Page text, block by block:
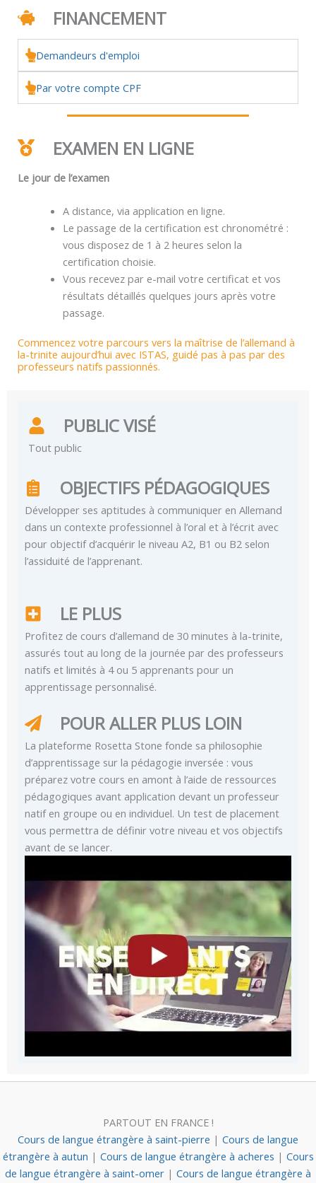
FINANCEMENT
Demandeurs d'emploi
Par votre compte CPF
EXAMEN EN LIGNE
Le jour de l’examen
A distance, via application en ligne.
Le passage de la certification est chronométré :
vous disposez de 1 à 2 heures selon la
certification choisie.
Vous recevez par e-mail votre certificat et vos
résultats détaillés quelques jours après votre
passage.
Commencez votre parcours vers la maîtrise de l’allemand à
la-trinite aujourd’hui avec ISTAS, guidé pas à pas par des
professeurs natifs passionnés.
PUBLIC VISÉ
Tout public
OBJECTIFS PÉDAGOGIQUES
Développer ses aptitudes à communiquer en Allemand
dans un contexte professionnel à l’oral et à l’écrit avec
pour objectif d’acquérir le niveau A2, B1 ou B2 selon
l’assiduité de l’apprenant.
LE PLUS
Profitez de cours d’allemand de 30 minutes à la-trinite,
assurés tout au long de la journée par des professeurs
natifs et limités à 4 ou 5 apprenants pour un
apprentissage personnalisé.
POUR ALLER PLUS LOIN
La plateforme Rosetta Stone fonde sa philosophie
d’apprentissage sur la pédagogie inversée : vous
préparez votre cours en amont à l’aide de ressources
pédagogiques avant application devant un professeur
natif en groupe ou en individuel. Un test de placement
vous permettra de définir votre niveau et vos objectifs
avant de se lancer.
PARTOUT EN FRANCE !
Cours de langue étrangère à saint-pierre | Cours de langue
étrangère à autun | Cours de langue étrangère à acheres | Cours
de langue étrangère à saint-omer | Cours de langue étrangère à